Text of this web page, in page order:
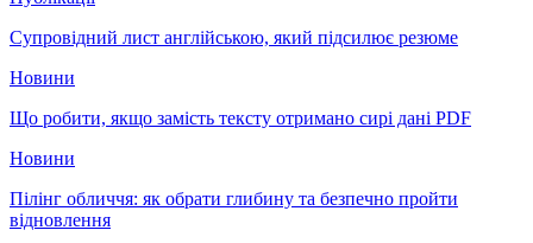
Супровідний лист англійською, який підсилює резюме
Новини
Що робити, якщо замість тексту отримано сирі дані PDF
Новини
Пілінг обличчя: як обрати глибину та безпечно пройти
відновлення